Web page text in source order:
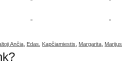
Ančia Edas Kapčiamiestis Margarita Marijus